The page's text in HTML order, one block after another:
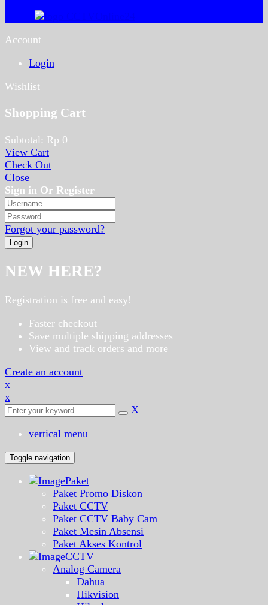
Account
Login
Wishlist
Shopping Cart
Subtotal: Rp 0
View Cart
Check Out
Close
Sign in Or Register
Forgot your password?
NEW HERE?
Registration is free and easy!
Faster checkout
Save multiple shipping addresses
View and track orders and more
Create an account
x
x
X
vertical menu
Toggle navigation
Paket
Paket Promo Diskon
Paket CCTV
Paket CCTV Baby Cam
Paket Mesin Absensi
Paket Akses Kontrol
CCTV
Analog Camera
Dahua
Hikvision